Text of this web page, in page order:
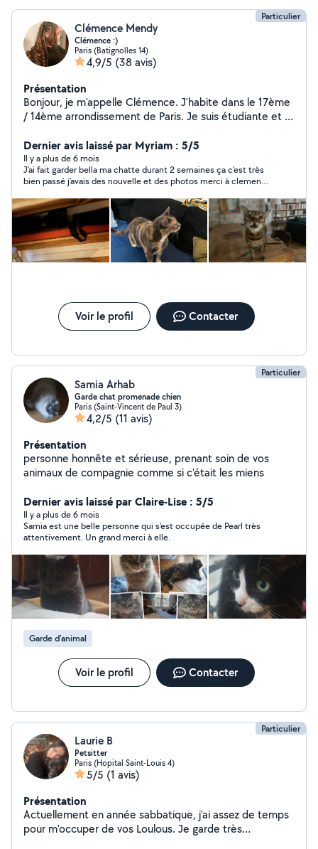
Particulier
Clémence Mendy
Clémence :)
Paris (Batignolles 14)
4,9/5 (38 avis)
Présentation
Bonjour, je m'appelle Clémence. J'habite dans le 17ème
/ 14ème arrondissement de Paris. Je suis étudiante et je
grande expérience avec les enfants, les chats et les
chiens. Mon père et moi pouvons garder vos chats à
mon domicile, ou je pourrai leur rendre visite chez vous.
Je vous enverrai de belles photos d'eux. Je suis
disponible dès maintenant ! N'hésitez pas à me
contacter directement. Bonne journée à vous :)
Dernier avis laissé par Myriam : 5/5
Il y a plus de 6 mois
J’ai fait garder bella ma chatte durant 2 semaines ça c’est très
bien passé j’avais des nouvelle et des photos merci à clemence
Voir le profil Contacter
Particulier
Samia Arhab
Garde chat promenade chien
Paris (Saint-Vincent de Paul 3)
4,2/5 (11 avis)
Présentation
personne honnête et sérieuse, prenant soin de vos
animaux de compagnie comme si c'était les miens
Dernier avis laissé par Claire-Lise : 5/5
Il y a plus de 6 mois
Samia est une belle personne qui s'est occupée de Pearl très
attentivement. Un grand merci à elle.
Garde d’animal
Voir le profil Contacter
Particulier
Laurie B
Petsitter
Paris (Hopital Saint-Louis 4)
5/5 (1 avis)
Présentation
Actuellement en année sabbatique, j'ai assez de temps
pour m'occuper de vos Loulous. Je garde très